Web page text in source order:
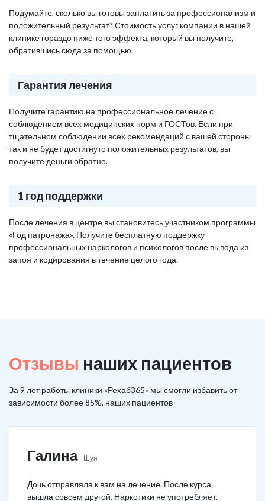
Подумайте, сколько вы готовы заплатить за профессионализм и
положительный результат? Стоимость услуг компании в нашей
клинике гораздо ниже того эффекта, который вы получите,
обратившись сюда за помощью.
Гарантия лечения
Получите гарантию на профессиональное лечение с
соблюдением всех медицинских норм и ГОСТов. Если при
тщательном соблюдении всех рекомендаций с вашей стороны
так и не будет достигнуто положительных результатов, вы
получите деньги обратно.
1 год поддержки
После лечения в центре вы становитесь участником программы
«Год патронажа». Получите бесплатную поддержку
профессиональных наркологов и психологов после вывода из
запоя и кодирования в течение целого года.
Отзывы наших пациентов
За 9 лет работы клиники «Рехаб365» мы смогли избавить от
зависимости более 85%, наших пациентов
Галина Шуя
Дочь отправляла к вам на лечение. После курса
вышла совсем другой. Наркотики не употребляет.